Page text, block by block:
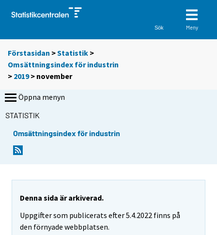
Sök Meny
Förstasidan >Statistik >
Omsättningsindex för industrin
> 2019> november
Öppna menyn
STATISTIK
Omsättningsindex för industrin
Denna sida är arkiverad.
Uppgifter som publicerats efter 5.4.2022 finns på
den förnyade webbplatsen.